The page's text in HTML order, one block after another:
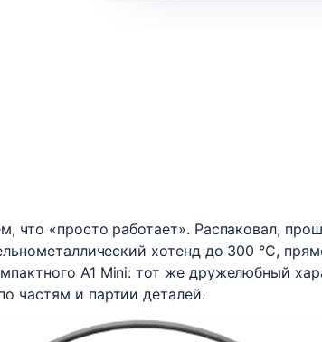
что «просто работает». Распаковал,
хотенд до 300 °C,
A1 Mini: тот же дружелюбный
частям и партии деталей.